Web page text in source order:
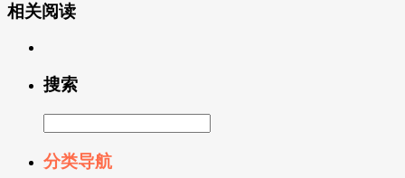
相关阅读
搜索
分类导航